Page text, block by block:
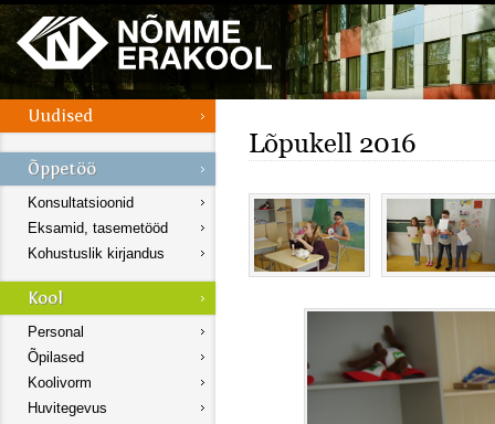
Konsultatsioonid
Eksamid, tasemetööd
Kohustuslik kirjandus
Personal
Õpilased
Koolivorm
Huvitegevus
Lõpukell 2016